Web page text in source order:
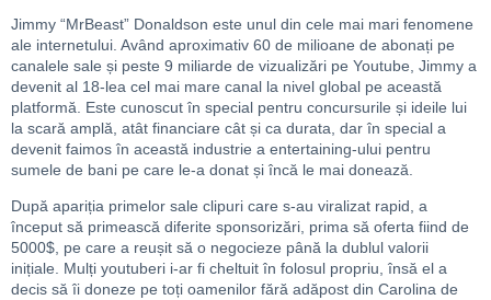
Jimmy “MrBeast” Donaldson este unul din cele mai mari fenomene
ale internetului. Având aproximativ 60 de milioane de abonați pe
canalele sale și peste 9 miliarde de vizualizări pe Youtube, Jimmy a
devenit al 18-lea cel mai mare canal la nivel global pe această
platformă. Este cunoscut în special pentru concursurile și ideile lui
la scară amplă, atât financiare cât și ca durata, dar în special a
devenit faimos în această industrie a entertaining-ului pentru
sumele de bani pe care le-a donat și încă le mai donează.
După apariția primelor sale clipuri care s-au viralizat rapid, a
început să primească diferite sponsorizări, prima să oferta fiind de
5000$, pe care a reușit să o negocieze până la dublul valorii
inițiale. Mulți youtuberi i-ar fi cheltuit în folosul propriu, însă el a
decis să îi doneze pe toți oamenilor fără adăpost din Carolina de